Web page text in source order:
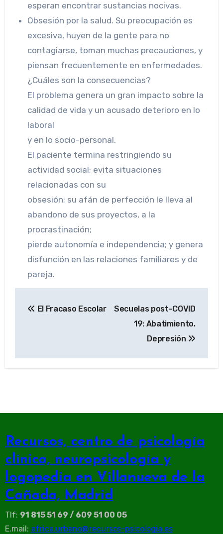
esperan encontrar sustancias nocivas.
Obsesión por la salud. Su preocupación es
excesiva, huyen de la gente para no
contagiarse, toman muchas precauciones, y
piensan frecuentemente en enfermedades.
¿Cuáles son la consecuencias?
El problema genera un gran impacto sobre la
calidad de vida y un acusado deterioro en lo
laboral
y en lo socio-personal.
El paciente termina restringiendo su
actividad social; evita situaciones
relacionadas con su
obsesión; su afán de perfección le lleva al
abandono de sus proyectos, a la
procrastinación;
pierde autonomía e independencia; y genera
disfunción en las relaciones familiares y de
pareja.
El Fracaso Escolar
Secuelas post-COVID
19: Abatimiento.
Depresión
Recursos, centro de psicología
clínica, neuropsicología y
logopedia en Villanueva de la
Cañada, Madrid
Tlf: 91 815 51 69 / 609 51 00 05
E.mail: africa.urbano@recursos-psicologia.es